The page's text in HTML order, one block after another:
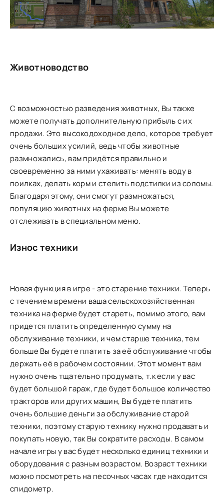
Животноводство
С возможностью разведения животных, Вы также
можете получать дополнительную прибыль с их
продажи. Это высокодоходное дело, которое требует
очень больших усилий, ведь чтобы животные
размножались, вам придётся правильно и
своевременно за ними ухаживать: менять воду в
поилках, делать корм и стелить подстилки из соломы.
Благодаря этому, они смогут размножаться,
популяцию животных на ферме Вы можете
отслеживать в специальном меню.
Износ техники
Новая функция в игре - это старение техники. Теперь
с течением времени ваша сельскохозяйственная
техника на ферме будет стареть, помимо этого, вам
придется платить определенную сумму на
обслуживание техники, и чем старше техника, тем
больше Вы будете платить за её обслуживание чтобы
держать её в рабочем состоянии. Этот момент вам
нужно очень тщательно продумать, т.к если у вас
будет большой гараж, где будет большое количество
тракторов или других машин, Вы будете платить
очень большие деньги за обслуживание старой
техники, поэтому старую технику нужно продавать и
покупать новую, так Вы сократите расходы. В самом
начале игры у вас будет несколько единиц техники и
оборудования с разным возрастом. Возраст техники
можно посмотреть на песочных часах где находится
спидометр.